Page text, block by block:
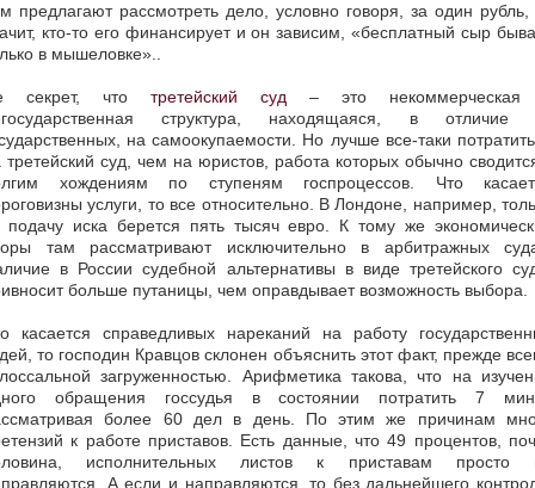
предлагают рассмотреть дело, условно говоря, за один рубль,
кто-то его финансирует и он зависим, «бесплатный сыр
в мышеловке»..
секрет, что третейский суд – это
структура, находящаяся, в отличие
на самоокупаемости. Но лучше все-таки
третейский суд, чем на юристов, работа которых обычно
хождениям по ступеням госпроцессов. Что
услуги, то все относительно. В Лондоне, например,
подачу иска берется пять тысяч евро. К тому же
там рассматривают исключительно в арбитражных
в России судебной альтернативы в виде третейского
больше путаницы, чем оправдывает возможность выбора.
касается справедливых нареканий на работу
то господин Кравцов склонен объяснить этот факт, прежде
загруженностью. Арифметика такова, что на
обращения госсудья в состоянии потратить 7
более 60 дел в день. По этим же причинам
к работе приставов. Есть данные, что 49 процентов,
исполнительных листов к приставам просто
А если и направляются, то без дальнейшего